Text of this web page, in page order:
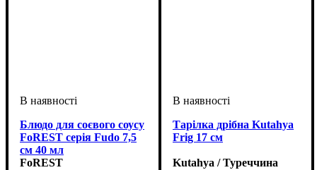
Блюдо для соєвого соусу
FoREST серія Fudo 7,5
см 40 мл
FoREST
Тарілка дрібна Kutahya
Frig 17 см
Kutahya / Туреччина